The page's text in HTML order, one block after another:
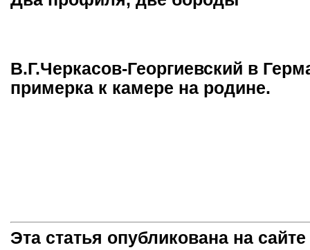
В.Г.Черкасов-Георгиевский в
примерка к камере на родине.
Эта статья опубликована на